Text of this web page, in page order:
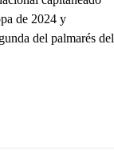
de 2024 y
del palmarés del